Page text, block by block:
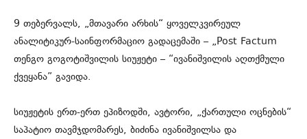
9 თებერვალს, „მთავარი არხის“ ყოველკვირეულ
ანალიტიკურ-საინფორმაციო გადაცემაში – „Post Factum
თენგო გოგოტიშვილის სიუჟეტი – “ივანიშვილის აღთქმული
ქვეყანა” გავიდა.
სიუჟეტის ერთ-ერთ ეპიზოდში, ავტორი, „ქართული ოცნების“
საპატიო თავმჯდომარეს, ბიძინა ივანიშვილსა და